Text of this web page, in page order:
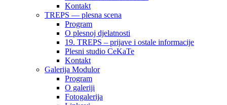
Kontakt
TREPS — plesna scena
Program
O plesnoj djelatnosti
19. TREPS – prijave i ostale informacije
Plesni studio CeKaTe
Kontakt
Galerija Modulor
Program
O galeriji
Fotogalerija